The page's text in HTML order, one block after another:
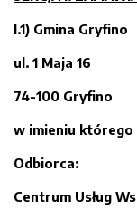
I.1) Gmina Gryfino
ul. 1 Maja 16
74-100 Gryfino
w imieniu którego
Odbiorca:
Centrum Usług